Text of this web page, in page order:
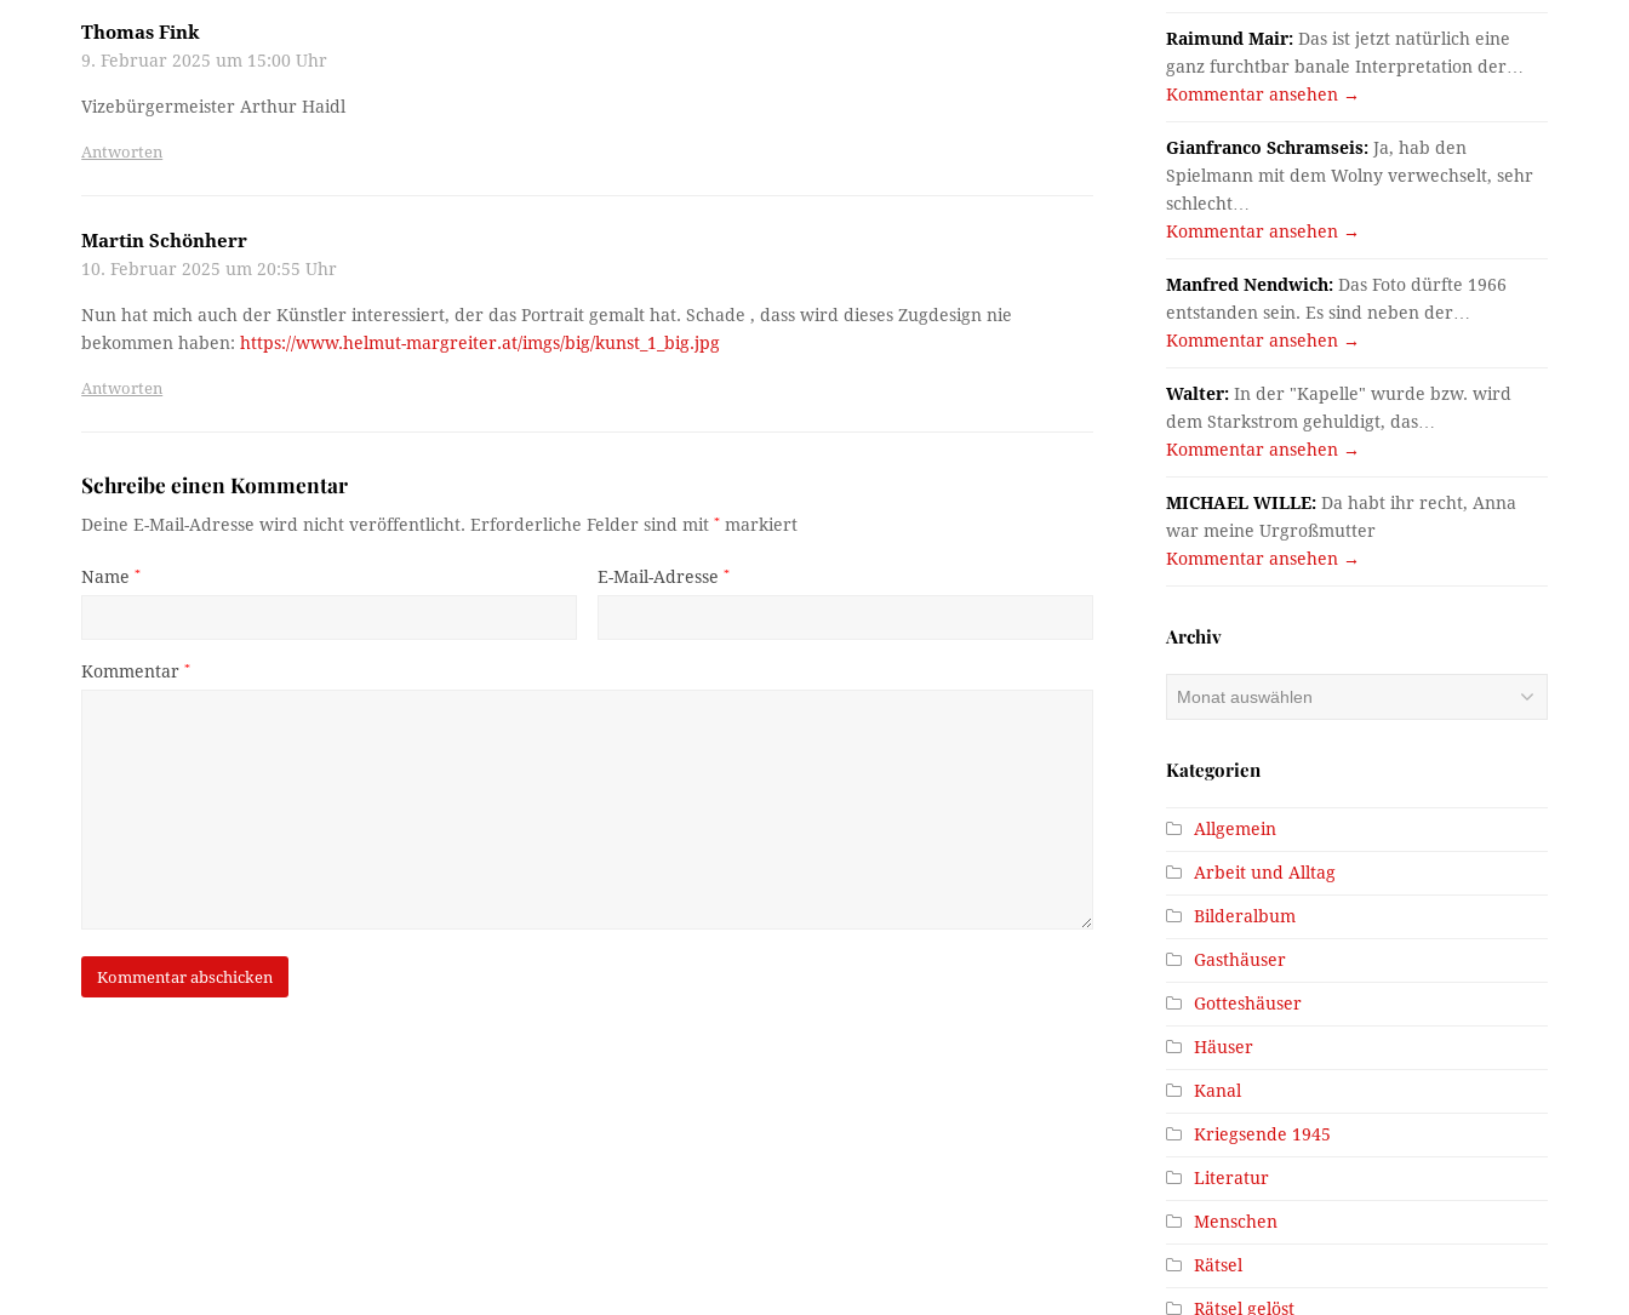
Thomas Fink
9. Februar 2025 um 15:00 Uhr
Vizebürgermeister Arthur Haidl
Antworten
Martin Schönherr
10. Februar 2025 um 20:55 Uhr
Nun hat mich auch der Künstler interessiert, der das Portrait gemalt hat. Schade , dass wird dieses Zugdesign nie
bekommen haben:https://www.helmut-margreiter.at/imgs/big/kunst_1_big.jpg
Antworten
Schreibe einen Kommentar
Deine E-Mail-Adresse wird nicht veröffentlicht. Erforderliche Felder sind mit* markiert
Name* E-Mail-Adresse *
Kommentar*
Raimund Mair: Das ist jetzt natürlich eine
ganz furchtbar banale Interpretation der…
Kommentar ansehen →
Gianfranco Schramseis: Ja, hab den
Spielmann mit dem Wolny verwechselt, sehr
schlecht…
Kommentar ansehen →
Manfred Nendwich: Das Foto dürfte 1966
entstanden sein. Es sind neben der…
Kommentar ansehen →
Walter: In der "Kapelle" wurde bzw. wird
dem Starkstrom gehuldigt, das…
Kommentar ansehen →
MICHAEL WILLE: Da habt ihr recht, Anna
war meine Urgroßmutter
Kommentar ansehen →
Archiv
Archiv
Kategorien
Allgemein
Arbeit und Alltag
Bilderalbum
Gasthäuser
Gotteshäuser
Häuser
Kanal
Kriegsende 1945
Literatur
Menschen
Rätsel
Rätsel gelöst